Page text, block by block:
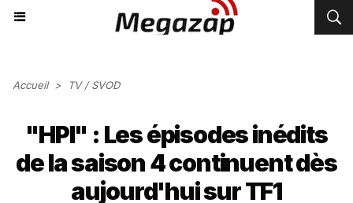
Accueil > TV / SVOD
"HPI" : Les épisodes inédits
de la saison 4 continuent dès
aujourd'hui sur TF1